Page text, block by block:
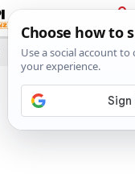
PRIJAVA
Vidi još…